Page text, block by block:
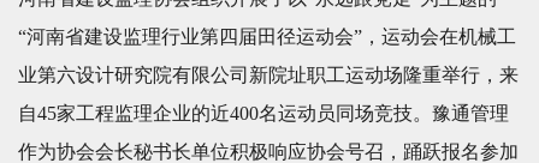
“河南省建设监理行业第四届田径运动会”，运动会在机械工
业第六设计研究院有限公司新院址职工运动场隆重举行，来
自45家工程监理企业的近400名运动 员同场竞技。豫通管理
作为协会会长秘书长单位积极响应协会号召，踊跃报名参加